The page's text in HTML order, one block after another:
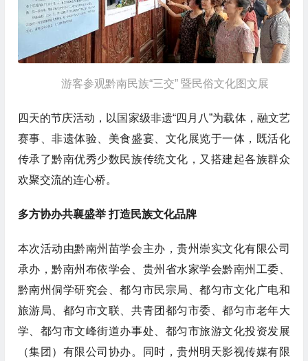
游客参观黔南民族“三交” 暨民俗文化图文展
四天的节庆活动，以国家级非遗“四月八”为载体，融文艺
赛事、非遗体验、美食盛宴、文化展览于一体，既活化
传承了黔南优秀少数民族传统文化，又搭建起各族群众
欢聚交流的连心桥。
多方协办共襄盛举 打造民族文化品牌
本次活动由黔南州苗学会主办，贵州崇实文化有限公司
承办，黔南州布依学会、贵州省水家学会黔南州工委、
黔南州侗学研究会、都匀市民宗局、都匀市文化广电和
旅游局、都匀市文联、共青团都匀市委、都匀市老年大
学、都匀市文峰街道办事处、都匀市旅游文化投资发展
（集团）有限公司协办。同时，贵州明天影视传媒有限